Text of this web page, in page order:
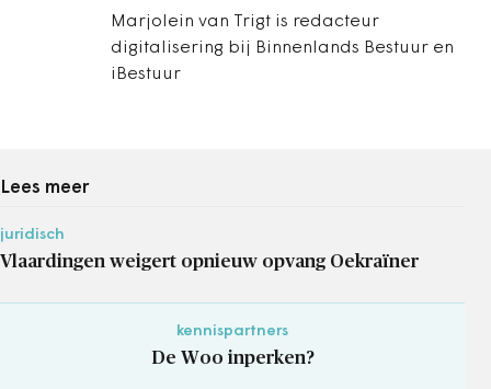
Marjolein van Trigt is redacteur
digitalisering bij Binnenlands Bestuur en
iBestuur
Lees meer
juridisch
Vlaardingen weigert opnieuw opvang Oekraïner
kennispartners
De Woo inperken?